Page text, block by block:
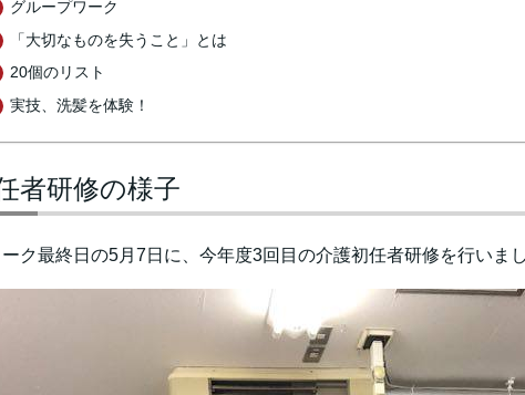
グループワーク
「大切なものを失うこと」とは
20個のリスト
実技、洗髪を体験！
者研修の様子
ク最終日の5月7日に、今年度3回目の介護初任者研修を行いま